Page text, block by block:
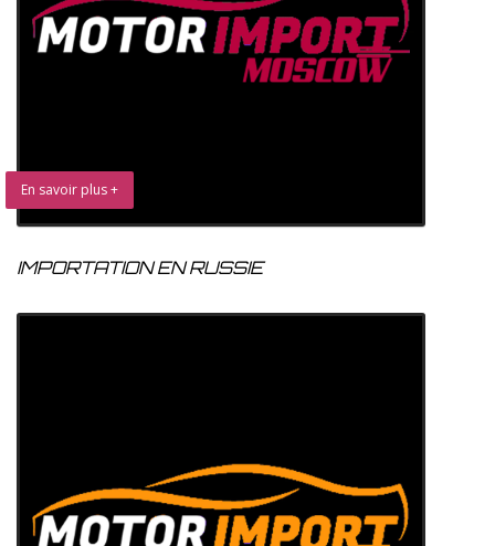
En savoir plus +
IMPORTATION EN RUSSIE